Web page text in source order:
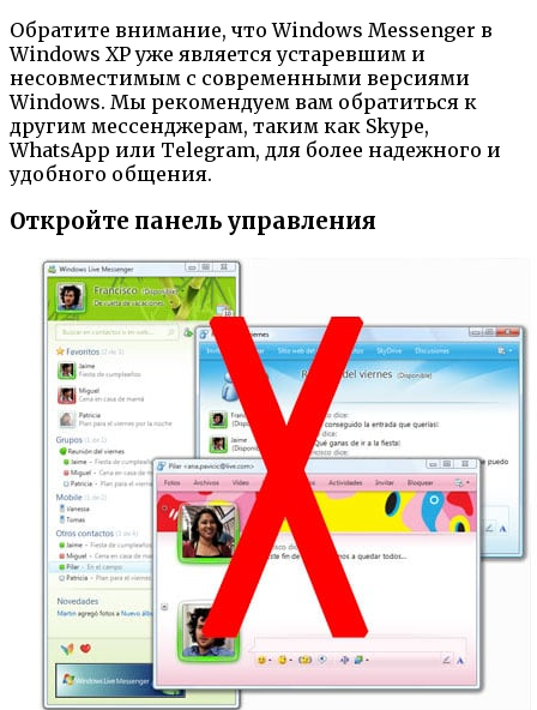
Обратите внимание, что Windows Messenger в
Windows XP уже является устаревшим и
несовместимым с современными версиями
Windows. Мы рекомендуем вам обратиться к
другим мессенджерам, таким как Skype,
WhatsApp или Telegram, для более надежного и
удобного общения.
Откройте панель управления